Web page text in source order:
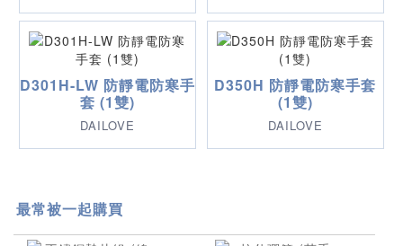
D301H-LW 防靜電防寒手
套 (1雙)
DAILOVE
D350H 防靜電防寒手套
(1雙)
DAILOVE
最常被一起購買